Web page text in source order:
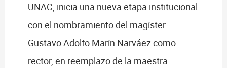
UNAC, inicia una nueva etapa institucional
con el nombramiento del magíster
Gustavo Adolfo Marín Narváez como
rector, en reemplazo de la maestra